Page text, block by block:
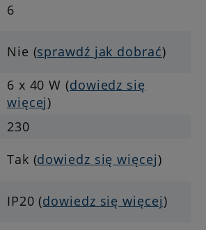
6
Nie (sprawdź jak dobrać)
6 x 40 W (dowiedz się
więcej)
230
Tak (dowiedz się więcej)
IP20 (dowiedz się więcej)